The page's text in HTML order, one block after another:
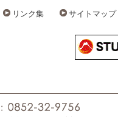
リンク集 サイトマップ